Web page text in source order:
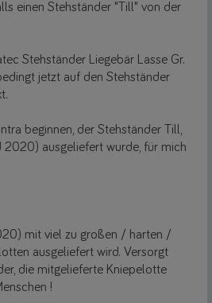
einen Stehständer "Till" von der
Stehständer Liegebär Lasse Gr.
jetzt auf den Stehständer
beginnen, der Stehständer Till,
2020) ausgeliefert wurde, für mich
mit viel zu großen / harten /
ausgeliefert wird. Versorgt
die mitgelieferte Kniepelotte
!